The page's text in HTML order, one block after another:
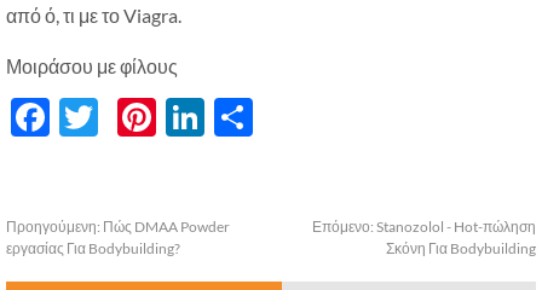
από ό, τι με το Viagra.
Μοιράσου με φίλους
Facebook
Twitter
Pinterest
LinkedIn
Προηγούμενη: Πώς DMAA Powder
εργασίας Για Bodybuilding?
Επόμενο: Stanozolol - Hot-πώληση
Σκόνη Για Bodybuilding